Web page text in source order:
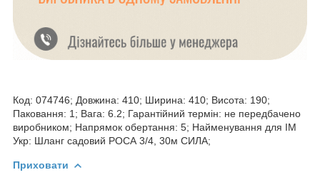
Код: 074746; Довжина: 410; Ширина: 410; Висота: 190;
Паковання: 1; Вага: 6.2; Гарантійний термін: не передбачено
виробником; Напрямок обертання: 5; Найменування для ІМ
Укр: Шланг садовий РОСА 3/4, 30м СИЛА;
Приховати